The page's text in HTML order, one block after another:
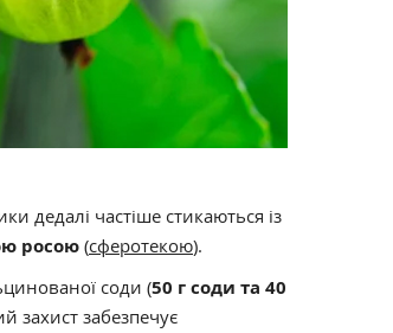
дедалі частіше стикаються із
росою (сферотекою).
соди (50 г соди та 40
захист забезпечує